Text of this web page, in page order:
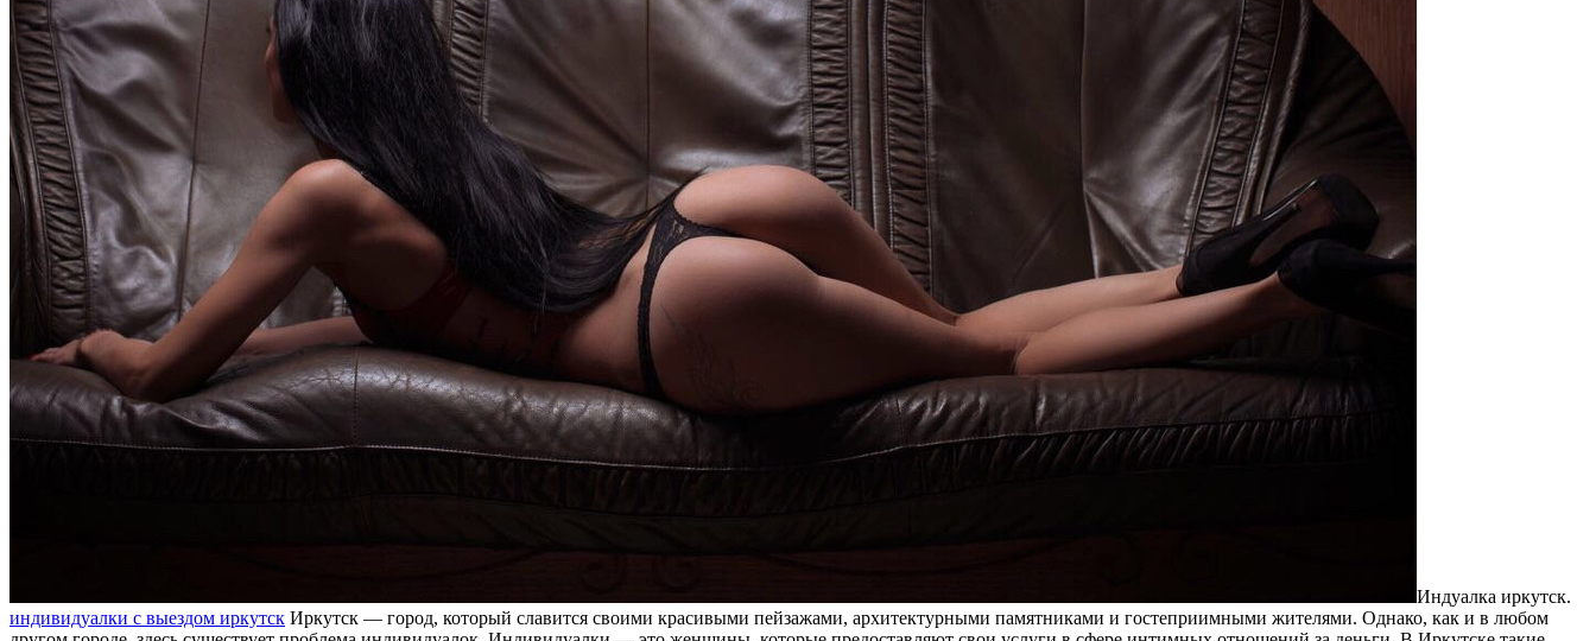
Индуaлкa иркутск.
индивидуaлки с выездом иркутск Иркутск — город, который славится своими красивыми пейзажами, архитектурными памятниками и гостеприимными жителями. Однако, как и в любом